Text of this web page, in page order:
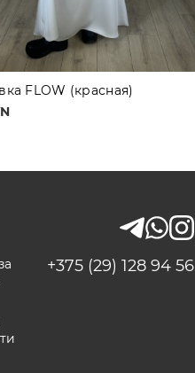
FLOW (красная)
+375 (29) 128 94 56